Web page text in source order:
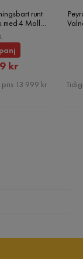
Rad 8
runt
med 4 Molly
Ek
kr
13 999 kr